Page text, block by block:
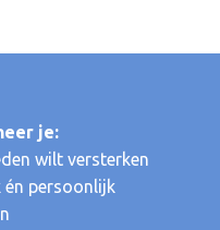
je:
wilt versterken
én persoonlijk